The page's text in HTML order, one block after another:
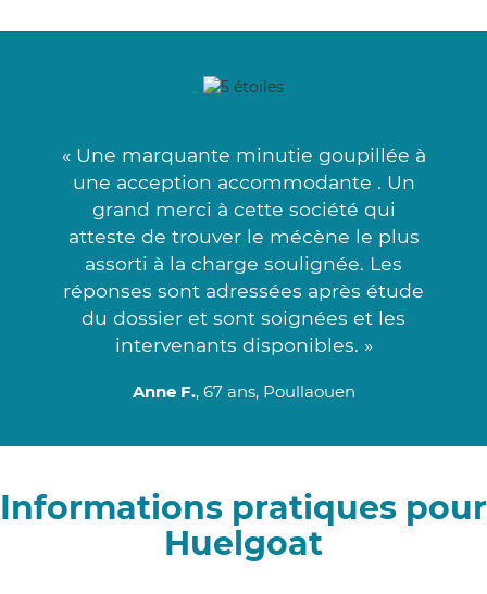
« Une marquante minutie goupillée à
une acception accommodante . Un
grand merci à cette société qui
atteste de trouver le mécène le plus
assorti à la charge soulignée. Les
réponses sont adressées après étude
du dossier et sont soignées et les
intervenants disponibles. »
Anne F., 67 ans, Poullaouen
Informations pratiques pour
Huelgoat